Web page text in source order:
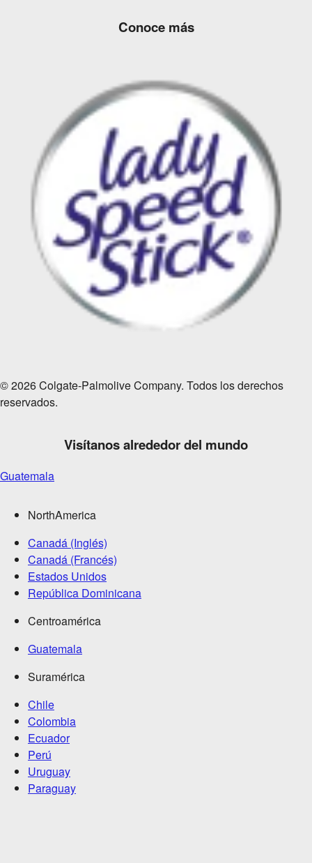
Conoce más
© 2026 Colgate-Palmolive Company. Todos los derechos
reservados.
Visítanos alrededor del mundo
Guatemala
NorthAmerica
Canadá (Inglés)
Canadá (Francés)
Estados Unidos
República Dominicana
Centroamérica
Guatemala
Suramérica
Chile
Colombia
Ecuador
Perú
Uruguay
Paraguay